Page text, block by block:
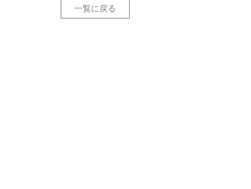
一覧に戻る